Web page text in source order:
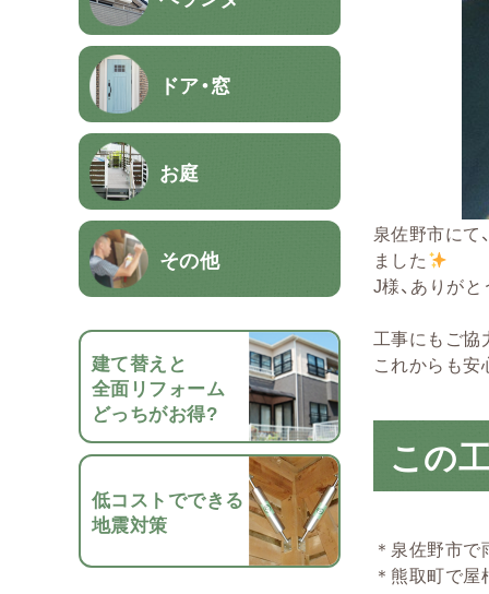
ドア・窓
お庭
その他
建て替えと
全面リフォーム
どっちがお得?
低コストでできる
地震対策
泉佐野市にて
ました
J様、ありが
工事にもご協
これからも安
この
＊ 泉佐野市で
＊ 熊取町で屋